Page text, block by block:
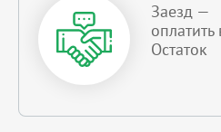
Заезд —
оплатить
Остаток